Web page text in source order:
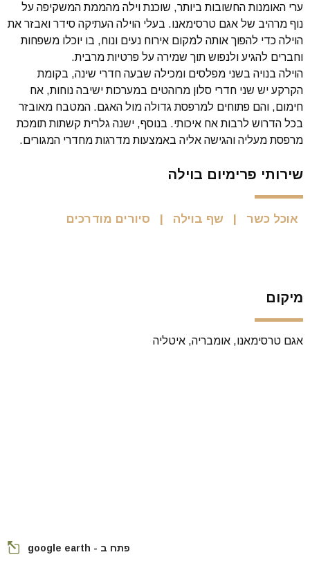
ערי האומנות החשובות ביותר, שוכנת וילה מהממת המשקיפה על
נוף מרהיב של אגם טרסימאנו. בעלי הוילה העתיקה סידר ואבזר את
הוילה כדי להפוך אותה למקום אירוח נעים ונוח, בו יוכלו משפחות
וחברים להגיע ולנפוש תוך שמירה על פרטיות מרבית.
הוילה בנויה בשני מפלסים ומכילה שבעה חדרי שינה, בקומת
הקרקע יש שני חדרי סלון מרוהטים במערכות ישיבה נוחות, אח
חימום, והם פתוחים למרפסת גדולה מול האגם. המטבח מאובזר
בכל הדרוש לרבות אח איכותי. בנוסף, ישנה גלרית קשתות תומכת
מרפסת מעליה והגישה אליה באמצעות מדרגות מחדרי המגורים.
שירותי פרימיום בוילה
אוכל כשר שף בוילה סיורים מודרכים
מיקום
אגם טרסימאנו, אומבריה, איטליה
פתח ב - google earth